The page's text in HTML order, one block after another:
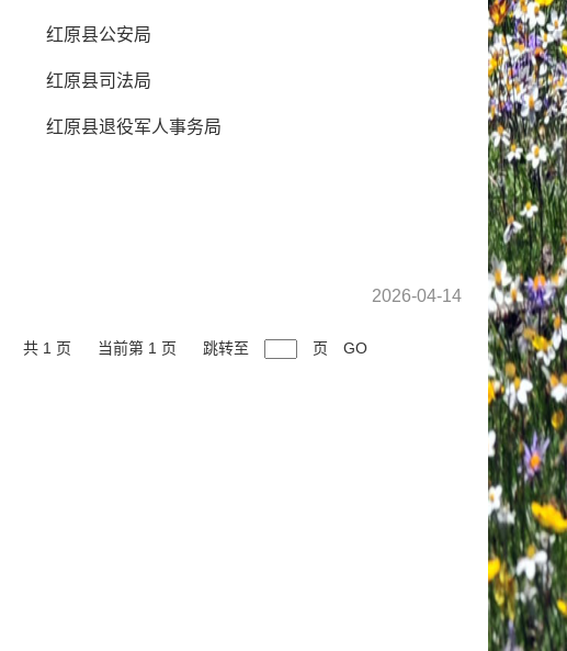
红原县公安局
红原县司法局
红原县退役军人事务局
2026-04-14
共 1 页 当前第 1 页 跳转至 页 GO